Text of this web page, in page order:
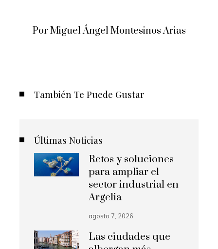
Por Miguel Ángel Montesinos Arias
También Te Puede Gustar
Últimas Noticias
Retos y soluciones
para ampliar el
sector industrial en
Argelia
agosto 7, 2026
Las ciudades que